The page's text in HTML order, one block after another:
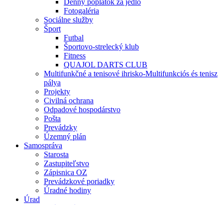
Denný poplatok za jedlo
Fotogaléria
Sociálne služby
Šport
Futbal
Športovo-strelecký klub
Fitness
QUAJOL DARTS CLUB
Multifunkčné a tenisové ihrisko-Multifunkciós és tenisz
pálya
Projekty
Civilná ochrana
Odpadové hospodárstvo
Pošta
Prevádzky
Územný plán
Samospráva
Starosta
Zastupiteľstvo
Zápisnica OZ
Prevádzkové poriadky
Úradné hodiny
Úrad